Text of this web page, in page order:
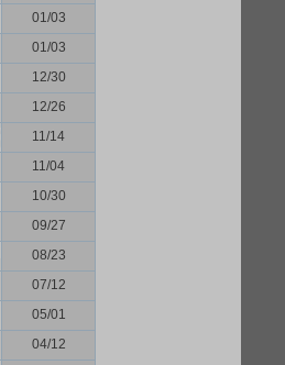
01/03
01/03
12/30
12/26
11/14
11/04
10/30
09/27
08/23
07/12
05/01
04/12